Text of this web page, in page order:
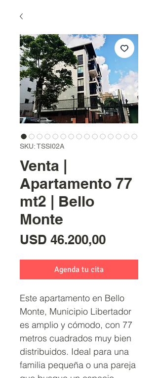
SKU: TSSI02A
Venta |
Apartamento 77
mt2 | Bello
Monte
USD 46.200,00Precio
Agenda tu cita
Este apartamento en Bello
Monte, Municipio Libertador
es amplio y cómodo, con 77
metros cuadrados muy bien
distribuidos. Ideal para una
familia pequeña o una pareja